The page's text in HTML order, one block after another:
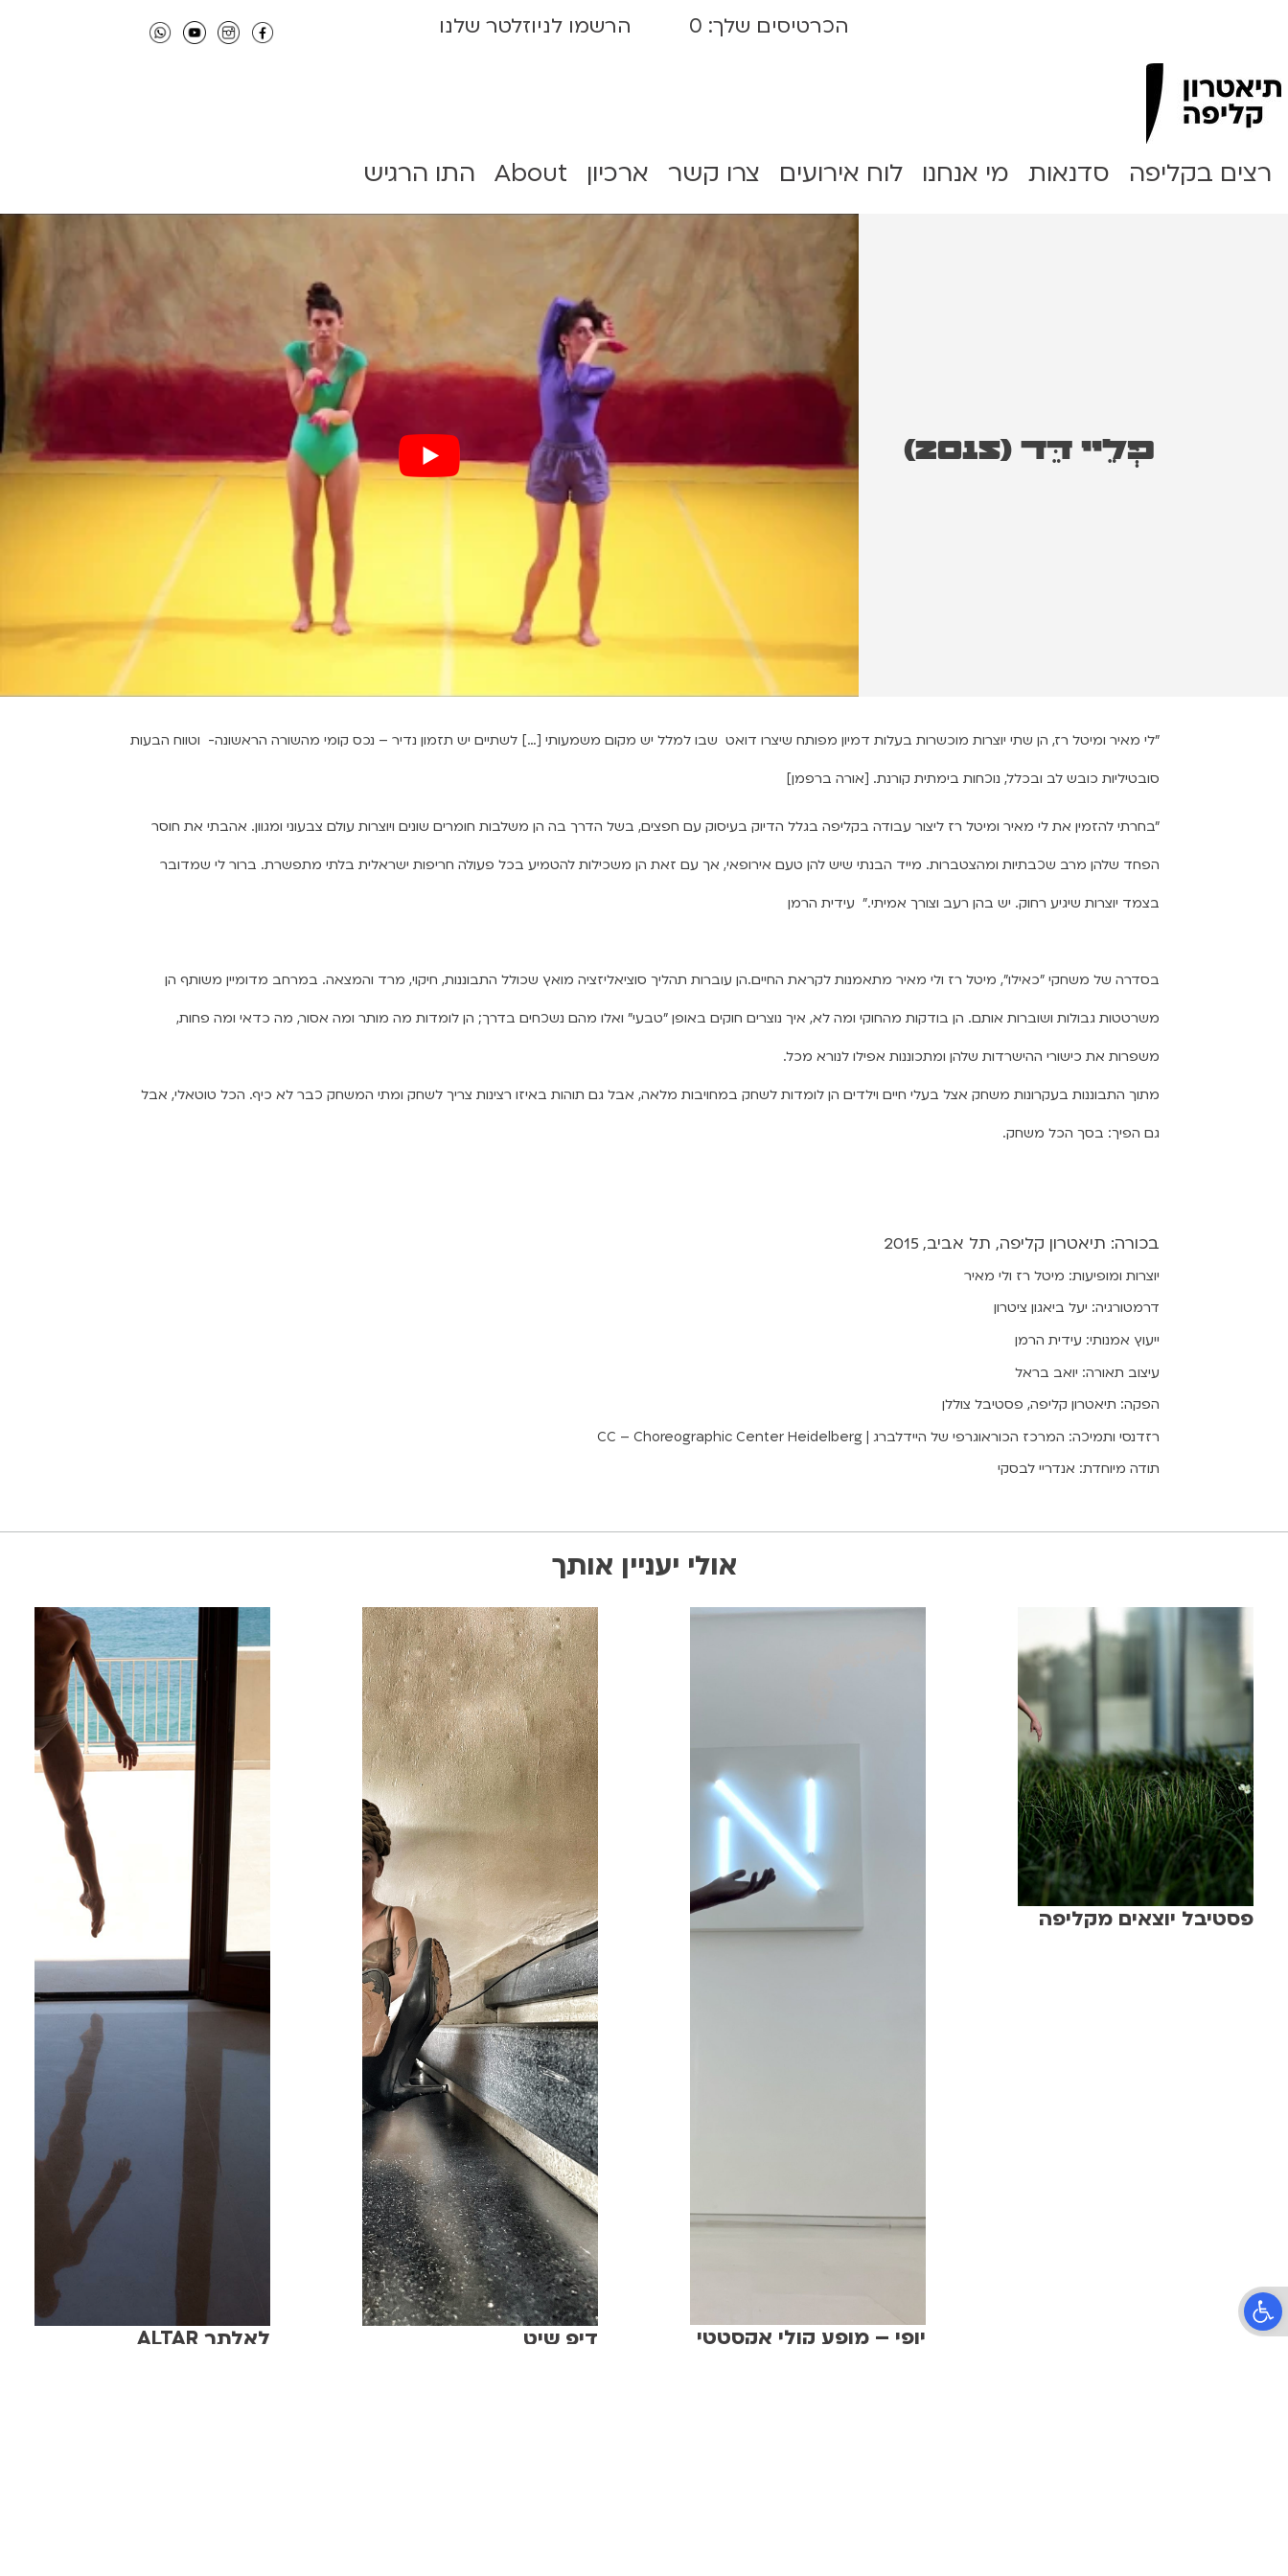
הכרטיסים שלך: 0 הרשמו לניוזלטר שלנו
Clipa Theater
רצים בקליפה סדנאות מי אנחנו לוח אירועים צרו קשר ארכיון About התו הרגיש
פְּלֵיי דֵּד (2015)
"לי מאיר ומיטל רז, הן שתי יוצרות מוכשרות בעלות דמיון מפותח שיצרו דואט שבו למלל יש מקום משמעותי […] לשתיים יש תזמון נדיר – נכס קומי מהשורה הראשונה- וטווח הבעות
סובטיליות כובש לב ובכלל, נוכחות בימתית קורנת. [אורה ברפמן]
"בחרתי להזמין את לי מאיר ומיטל רז ליצור עבודה בקליפה בגלל הדיוק בעיסוק עם חפצים, בשל הדרך בה הן משלבות חומרים שונים ויוצרות עולם צבעוני ומגוון. אהבתי את חוסר
הפחד שלהן מרב שכבתיות ומהצטברות. מייד הבנתי שיש להן טעם אירופאי, אך עם זאת הן משכילות להטמיע בכל פעולה חריפות ישראלית בלתי מתפשרת. ברור לי שמדובר
בצמד יוצרות שיגיע רחוק. יש בהן רעב וצורך אמיתי." עידית הרמן
בסדרה של משחקי ״כאילו״, מיטל רז ולי מאיר מתאמנות לקראת החיים.הן עוברות תהליך סוציאליזציה מואץ שכולל התבוננות, חיקוי, מרד והמצאה. במרחב מדומיין משותף הן
משרטטות גבולות ושוברות אותם. הן בודקות מהחוקי ומה לא, איך נוצרים חוקים באופן "טבעי" ואלו מהם נשכחים בדרך; הןלומדות מה מותר ומה אסור, מה כדאי ומה פחות,
משפרות את כישורי ההישרדות שלהן ומתכוננות אפילו לנורא מכל.
מתוך התבוננות בעקרונות משחק אצל בעלי חיים וילדים הן לומדות לשחק במחויבות מלאה, אבל גם תוהות באיזו רצינות צריך לשחק ומתי המשחק כברלא כיף. הכל טוטאלי, אבל
גם הפיך: בסך הכל משחק.
בכורה: תיאטרון קליפה, תל אביב, 2015
יוצרות ומופיעות: מיטל רז ולי מאיר
דרמטורגיה: יעל ביאגון ציטרון
ייעוץ אמנותי: עידית הרמן
עיצוב תאורה: יואב בראל
הפקה: תיאטרון קליפה, פסטיבל צוללן
רזדנסי ותמיכה: המרכז הכוראוגרפי של היידלברג | CC – Choreographic Center Heidelberg
תודה מיוחדת: אנדריי לבסקי
אולי יעניין אותך
פסטיבל יוצאים מקליפה
יופי – מופע קולי אקסטטי
דיפ שיט לאלתר ALTAR
פתח סרגל נגישות